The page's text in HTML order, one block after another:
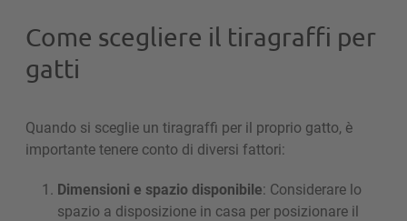
Come scegliere il tiragraffi per
gatti
Quando si sceglie un tiragraffi per il proprio gatto, è
importante tenere conto di diversi fattori:
Dimensioni e spazio disponibile: Considerare lo
spazio a disposizione in casa per posizionare il